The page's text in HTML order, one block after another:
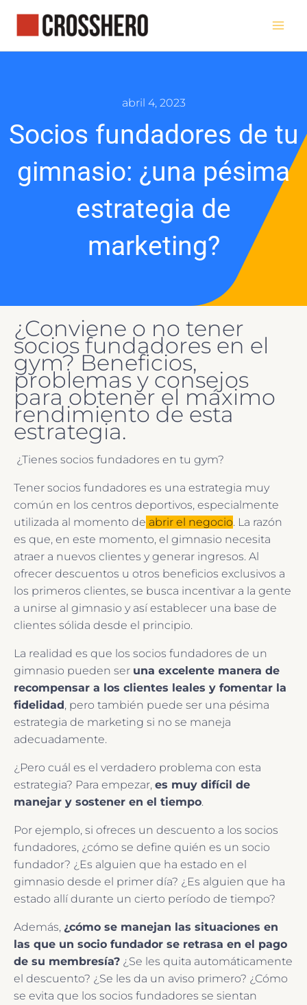
contenido
abril 4, 2023
Socios fundadores de tu
gimnasio: ¿una pésima
estrategia de
marketing?
¿Conviene o no tener
socios fundadores en el
gym? Beneficios,
problemas y consejos
para obtener el máximo
rendimiento de esta
estrategia.
¿Tienes socios fundadores en tu gym?
Tener socios fundadores es una estrategia muy
común en los centros deportivos, especialmente
utilizada al momento de abrir el negocio. La razón
es que, en este momento, el gimnasio necesita
atraer a nuevos clientes y generar ingresos. Al
ofrecer descuentos u otros beneficios exclusivos a
los primeros clientes, se busca incentivar a la gente
a unirse al gimnasio y así establecer una base de
clientes sólida desde el principio.
La realidad es que los socios fundadores de un
gimnasio pueden ser una excelente manera de
recompensar a los clientes leales y fomentar la
fidelidad, pero también puede ser una pésima
estrategia de marketing si no se maneja
adecuadamente.
¿Pero cuál es el verdadero problema con esta
estrategia? Para empezar, es muy difícil de
manejar y sostener en el tiempo.
Por ejemplo, si ofreces un descuento a los socios
fundadores, ¿cómo se define quién es un socio
fundador? ¿Es alguien que ha estado en el
gimnasio desde el primer día? ¿Es alguien que ha
estado allí durante un cierto período de tiempo?
Además, ¿cómo se manejan las situaciones en
las que un socio fundador se retrasa en el pago
de su membresía? ¿Se les quita automáticamente
el descuento? ¿Se les da un aviso primero? ¿Cómo
se evita que los socios fundadores se sientan